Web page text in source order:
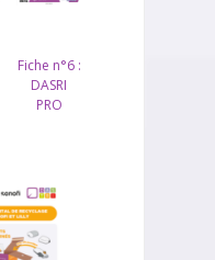
Fiche n°6 :
DASRI
PRO